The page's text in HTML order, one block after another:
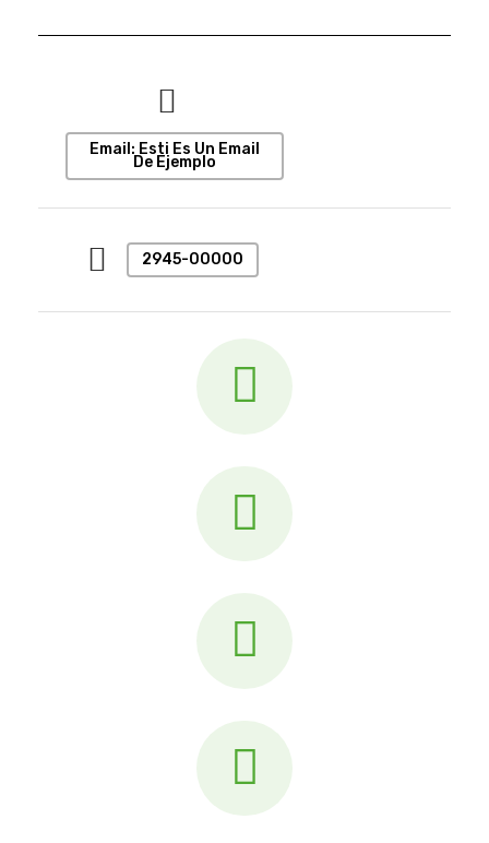
Email: Esti Es Un Email
De Ejemplo
2945-00000